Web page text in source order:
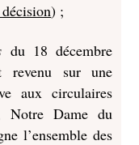
) ;
du 18 décembre
revenu sur une
aux circulaires
Notre Dame du
l’ensemble des